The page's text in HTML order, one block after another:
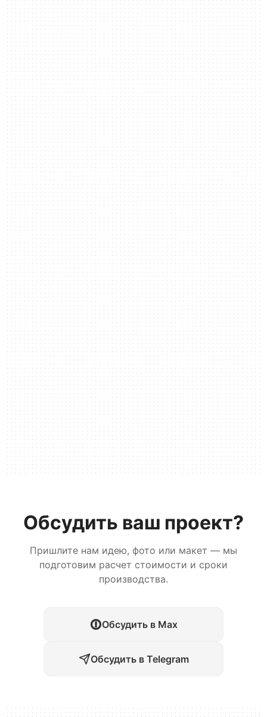
Обсудить ваш проект?
Пришлите нам идею, фото или макет — мы
подготовим расчет стоимости и сроки
производства.
Обсудить в Max
Обсудить в Telegram